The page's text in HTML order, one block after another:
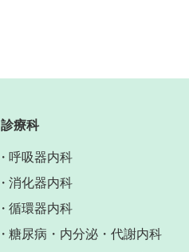
診療科
呼吸器内科
消化器内科
循環器内科
糖尿病・内分泌・代謝内科